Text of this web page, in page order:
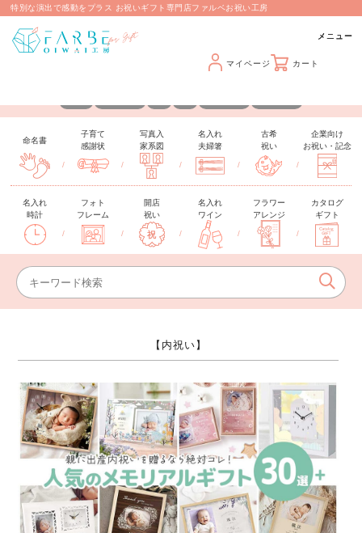
特別な演出で感動をプラス お祝いギフト専門店ファルベお祝い工房
マイページ カート
命名書
/
子育て
感謝状
/
写真入
家系図
/
名入れ
夫婦箸
/
古希
祝い
/
企業向け
お祝い・記念
名入れ
時計
/
フォト
フレーム
/
開店
祝い
/
名入れ
ワイン
/
フラワー
アレンジ
/
カタログ
ギフト
【内祝い】